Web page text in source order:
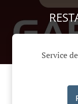
Service